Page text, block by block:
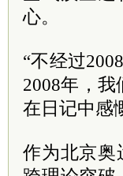
心。
“不经过
2008年，
在日记中感
作为北京奥